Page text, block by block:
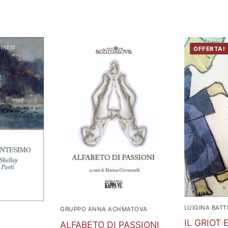
GRUPPO ANNA ACHMATOVA
ALFABETO DI PASSIONI
OFFERTA!
LUIGINA
IL GRIOT